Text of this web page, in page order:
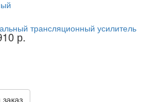
трансляционный усилитель
р.